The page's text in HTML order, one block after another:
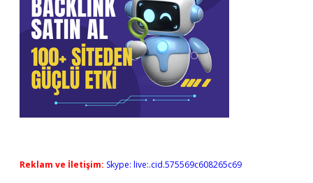
Reklam ve İletişim: Skype: live:.cid.575569c608265c69